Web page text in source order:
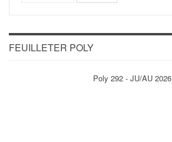
FEUILLETER POLY
Poly 292 - JU/AU 2026